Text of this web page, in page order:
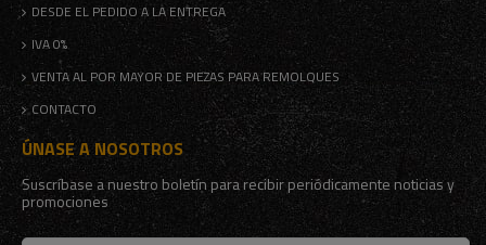
DESDE EL PEDIDO A LA ENTREGA
IVA 0%
VENTA AL POR MAYOR DE PIEZAS PARA REMOLQUES
CONTACTO
ÚNASE A NOSOTROS
Suscríbase a nuestro boletín para recibir periódicamente noticias y
promociones